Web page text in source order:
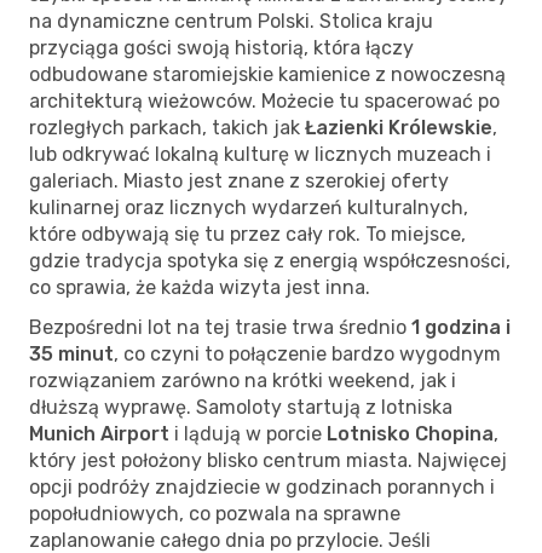
na dynamiczne centrum Polski. Stolica kraju
przyciąga gości swoją historią, która łączy
odbudowane staromiejskie kamienice z nowoczesną
architekturą wieżowców. Możecie tu spacerować po
rozległych parkach, takich jak Łazienki Królewskie,
lub odkrywać lokalną kulturę w licznych muzeach i
galeriach. Miasto jest znane z szerokiej oferty
kulinarnej oraz licznych wydarzeń kulturalnych,
które odbywają się tu przez cały rok. To miejsce,
gdzie tradycja spotyka się z energią współczesności,
co sprawia, że każda wizyta jest inna.
Bezpośredni lot na tej trasie trwa średnio 1 godzina i
35 minut, co czyni to połączenie bardzo wygodnym
rozwiązaniem zarówno na krótki weekend, jak i
dłuższą wyprawę. Samoloty startują z lotniska
Munich Airport i lądują w porcie Lotnisko Chopina,
który jest położony blisko centrum miasta. Najwięcej
opcji podróży znajdziecie w godzinach porannych i
popołudniowych, co pozwala na sprawne
zaplanowanie całego dnia po przylocie. Jeśli